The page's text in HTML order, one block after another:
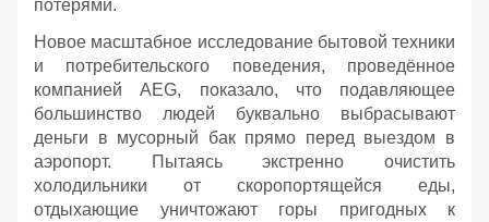
потерями.
Новое масштабное исследование бытовой техники
и потребительского поведения, проведённое
компанией AEG, показало, что подавляющее
большинство людей буквально выбрасывают
деньги в мусорный бак прямо перед выездом в
аэропорт. Пытаясь экстренно очистить
холодильники от скоропортящейся еды,
отдыхающие уничтожают горы пригодных к